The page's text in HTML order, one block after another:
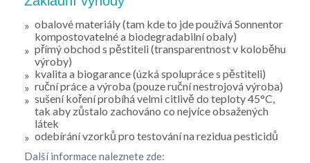
obalové materiály (tam kde to jde používá Sonnentor
kompostovatelné a biodegradabilní obaly)
přímý obchod s pěstiteli (transparentnost v koloběhu
výroby)
kvalita a biogarance (úzká spolupráce s pěstiteli)
ruční práce a výroba (pouze ruční nestrojová výroba)
sušení koření probíhá velmi citlivě do teploty 45°C,
tak aby zůstalo zachováno co nejvíce obsažených
látek
odebírání vzorků pro testování na rezidua pesticidů
Další informace naleznete zde: